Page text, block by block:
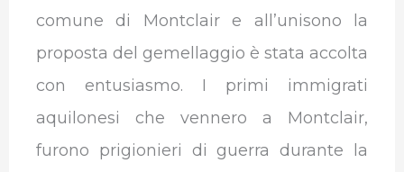
comune di Montclair e all’unisono la
proposta del gemellaggio è stata accolta
con entusiasmo. I primi immigrati
aquilonesi che vennero a Montclair,
furono prigionieri di guerra durante la